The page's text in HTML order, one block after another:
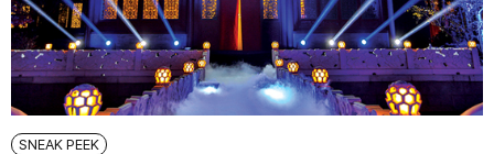
SNEAK PEEK